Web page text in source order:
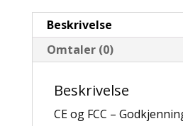
Beskrivelse
Omtaler (0)
Beskrivelse
CE og FCC –